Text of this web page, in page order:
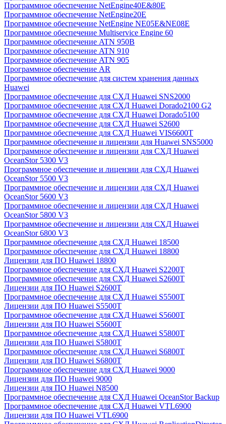
Программное обеспечение NetEngine40E&80E
Программное обеспечение NetEngine20E
Программное обеспечение NetEngine NE05E&NE08E
Программное обеспечение Multiservice Engine 60
Программное обеспечение ATN 950B
Программное обеспечение ATN 910
Программное обеспечение ATN 905
Программное обеспечение AR
Программное обеспечение для систем хранения данных
Huawei
Программное обеспечение для СХД Huawei SNS2000
Программное обеспечение для СХД Huawei Dorado2100 G2
Программное обеспечение для СХД Huawei Dorado5100
Программное обеспечение для СХД Huawei S2600
Программное обеспечение для СХД Huawei VIS6600T
Программное обеспечение и лицензии для Huawei SNS5000
Программное обеспечение и лицензии для СХД Huawei
OceanStor 5300 V3
Программное обеспечение и лицензии для СХД Huawei
OceanStor 5500 V3
Программное обеспечение и лицензии для СХД Huawei
OceanStor 5600 V3
Программное обеспечение и лицензии для СХД Huawei
OceanStor 5800 V3
Программное обеспечение и лицензии для СХД Huawei
OceanStor 6800 V3
Программное обеспечение для СХД Huawei 18500
Программное обеспечение для СХД Huawei 18800
Лицензии для ПО Huawei 18800
Программное обеспечение для СХД Huawei S2200T
Программное обеспечение для СХД Huawei S2600T
Лицензии для ПО Huawei S2600T
Программное обеспечение для СХД Huawei S5500T
Лицензии для ПО Huawei S5500T
Программное обеспечение для СХД Huawei S5600T
Лицензии для ПО Huawei S5600T
Программное обеспечение для СХД Huawei S5800T
Лицензии для ПО Huawei S5800T
Программное обеспечение для СХД Huawei S6800T
Лицензии для ПО Huawei S6800T
Программное обеспечение для СХД Huawei 9000
Лицензии для ПО Huawei 9000
Лицензии для ПО Huawei N8500
Программное обеспечение для СХД Huawei OceanStor Backup
Программное обеспечение для СХД Huawei VTL6900
Лицензии для ПО Huawei VTL6900